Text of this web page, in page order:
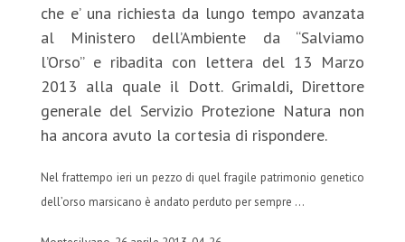
che e’ una richiesta da lungo tempo avanzata
al Ministero dell’Ambiente da “Salviamo
l’Orso” e ribadita con lettera del 13 Marzo
2013 alla quale il Dott. Grimaldi, Direttore
generale del Servizio Protezione Natura non
ha ancora avuto la cortesia di rispondere.
Nel frattempo ieri un pezzo di quel fragile patrimonio genetico
dell’orso marsicano è andato perduto per sempre …